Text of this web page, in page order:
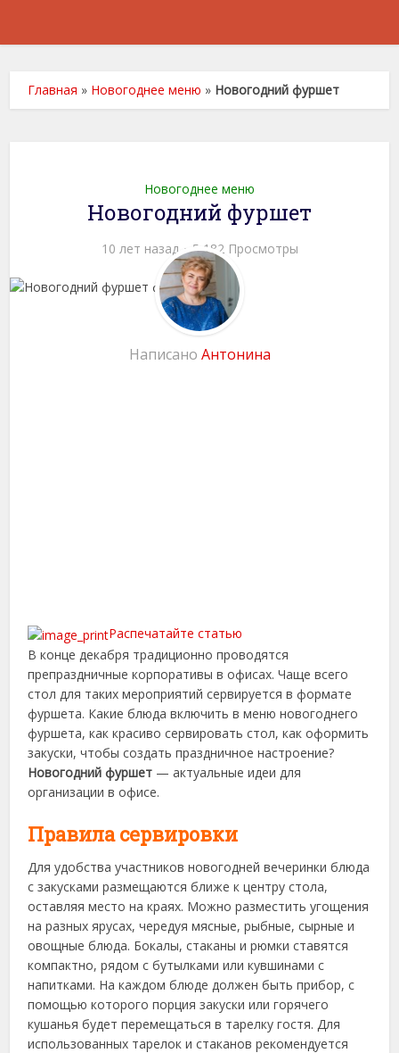
Главная » Новогоднее меню » Новогодний фуршет
Новогоднее меню
Новогодний фуршет
10 лет назад 5,182 Просмотры
Написано Антонина
Распечатайте статью
В конце декабря традиционно проводятся
препраздничные корпоративы в офисах. Чаще всего
стол для таких мероприятий сервируется в формате
фуршета. Какие блюда включить в меню новогоднего
фуршета, как красиво сервировать стол, как оформить
закуски, чтобы создать праздничное настроение?
Новогодний фуршет — актуальные идеи для
организации в офисе.
Правила сервировки
Для удобства участников новогодней вечеринки блюда
с закусками размещаются ближе к центру стола,
оставляя место на краях. Можно разместить угощения
на разных ярусах, чередуя мясные, рыбные, сырные и
овощные блюда. Бокалы, стаканы и рюмки ставятся
компактно, рядом с бутылками или кувшинами с
напитками. На каждом блюде должен быть прибор, с
помощью которого порция закуски или горячего
кушанья будет перемещаться в тарелку гостя. Для
использованных тарелок и стаканов рекомендуется